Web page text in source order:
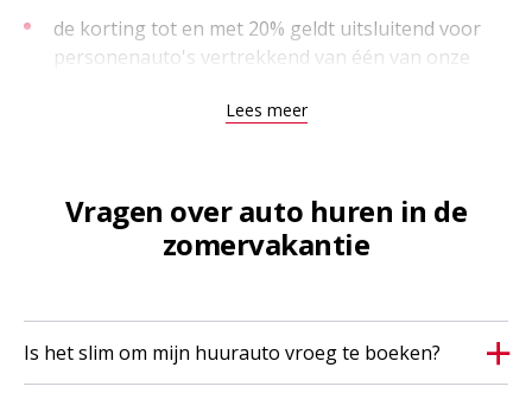
de korting tot en met 20% geldt uitsluitend voor
personenauto's vertrekkend van één van onze
de korting is te combineren met andere kortingen
de aanbieding is geldig onder voorbehoud van de
beschikbaarheid;
ongelimiteerde kilometers gelden bij vertrek tot en
met 29 augustus 2026 en zijn uitsluitend van
Lees meer
Vragen over auto huren in de
zomervakantie
Is het slim om mijn huurauto vroeg te boeken?